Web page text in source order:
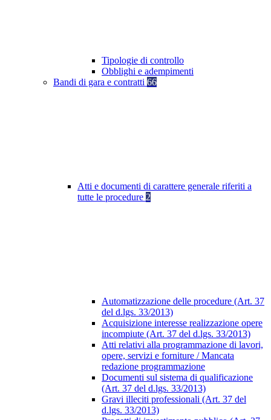
Tipologie di controllo
Obblighi e adempimenti
Bandi di gara e contratti 66
Atti e documenti di carattere generale riferiti a
tutte le procedure 2
Automatizzazione delle procedure (Art. 37
del d.lgs. 33/2013)
Acquisizione interesse realizzazione opere
incompiute (Art. 37 del d.lgs. 33/2013)
Atti relativi alla programmazione di lavori,
opere, servizi e forniture / Mancata
redazione programmazione
Documenti sul sistema di qualificazione
(Art. 37 del d.lgs. 33/2013)
Gravi illeciti professionali (Art. 37 del
d.lgs. 33/2013)